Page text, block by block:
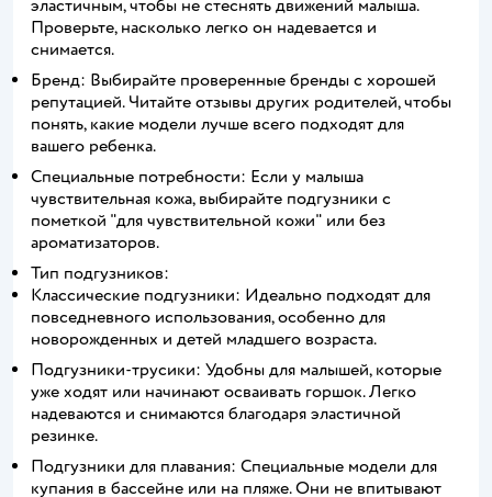
эластичным, чтобы не стеснять движений малыша.
Проверьте, насколько легко он надевается и
снимается.
Бренд: Выбирайте проверенные бренды с хорошей
репутацией. Читайте отзывы других родителей, чтобы
понять, какие модели лучше всего подходят для
вашего ребенка.
Специальные потребности: Если у малыша
чувствительная кожа, выбирайте подгузники с
пометкой "для чувствительной кожи" или без
ароматизаторов.
Тип подгузников:
Классические подгузники: Идеально подходят для
повседневного использования, особенно для
новорожденных и детей младшего возраста.
Подгузники-трусики: Удобны для малышей, которые
уже ходят или начинают осваивать горшок. Легко
надеваются и снимаются благодаря эластичной
резинке.
Подгузники для плавания: Специальные модели для
купания в бассейне или на пляже. Они не впитывают